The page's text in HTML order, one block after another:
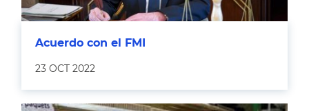
Acuerdo con el FMI
23 OCT 2022